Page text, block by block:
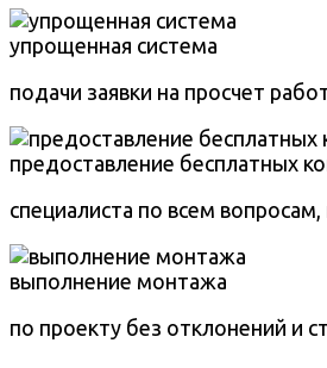
упрощенная система
подачи заявки на просчет
предоставление бесплатных
специалиста по всем
выполнение монтажа
по проекту без отклонений и